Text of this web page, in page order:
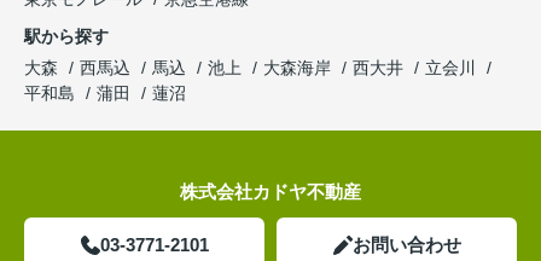
駅から探す
大森
西馬込 馬込 池上 大森海岸 西大井
立会川
平和島
蒲田 蓮沼
株式会社カドヤ不動産
03-3771-2101 お問い合わせ